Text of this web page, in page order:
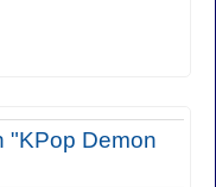
"KPop Demon